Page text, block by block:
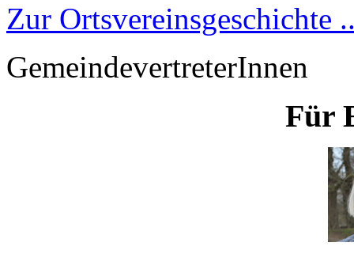
Zur Ortsvereinsgeschichte
GemeindevertreterInnen
Für